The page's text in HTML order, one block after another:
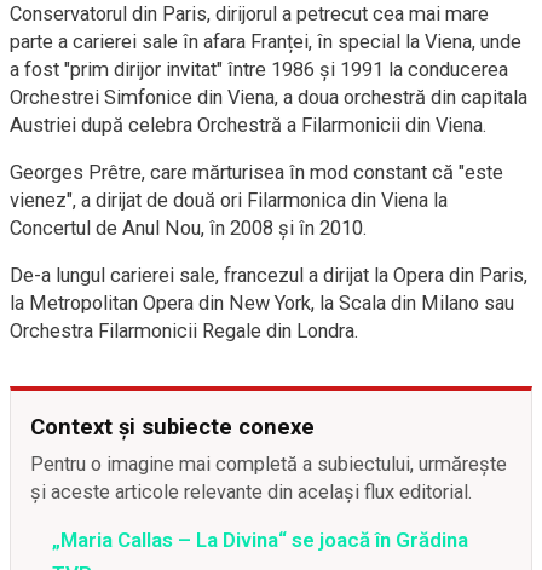
Conservatorul din Paris, dirijorul a petrecut cea mai mare
parte a carierei sale în afara Franței, în special la Viena, unde
a fost "prim dirijor invitat" între 1986 și 1991 la conducerea
Orchestrei Simfonice din Viena, a doua orchestră din capitala
Austriei după celebra Orchestră a Filarmonicii din Viena.
Georges Prêtre, care mărturisea în mod constant că "este
vienez", a dirijat de două ori Filarmonica din Viena la
Concertul de Anul Nou, în 2008 și în 2010.
De-a lungul carierei sale, francezul a dirijat la Opera din Paris,
la Metropolitan Opera din New York, la Scala din Milano sau
Orchestra Filarmonicii Regale din Londra.
Context și subiecte conexe
Pentru o imagine mai completă a subiectului, urmărește
și aceste articole relevante din același flux editorial.
„Maria Callas – La Divina“ se joacă în Grădina